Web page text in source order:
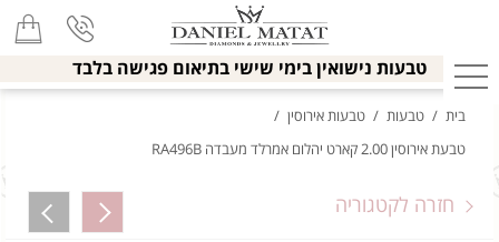
טבעות נישואין בימי שישי בתיאום פגישה בלבד
בית / טבעות / טבעות אירוסין /
טבעת אירוסין 2.00 קארט יהלום אמרלד מעבדה RA496B
חזרה לקטגוריה